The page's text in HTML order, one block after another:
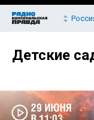
Детские